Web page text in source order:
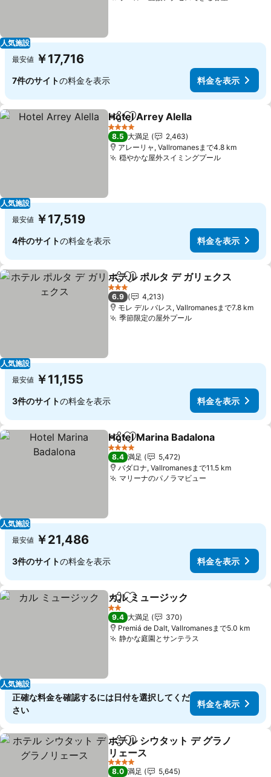
人気施設
最安値 ￥17,716
7件のサイトの料金を表示 料金を表示
人気施設
シェアお気に入りに追加
Hotel Arrey Alella
4 ホテルのランク
8.5 大満足
2,463
アレーリャ, Vallromanesまで4.8 km
穏やかな屋外スイミングプール料金を表示
最安値 ￥17,519
4件のサイトの料金を表示 料金を表示
人気施設
シェアお気に入りに追加
ホテル ポルタ デ ガリェクス
3 ホテルのランク
6.9
4,213
モレ デル バレス, Vallromanesまで7.8 km
季節限定の屋外プール料金を表示
最安値 ￥11,155
3件のサイトの料金を表示 料金を表示
人気施設
シェアお気に入りに追加
Hotel Marina Badalona
4 ホテルのランク
8.4 満足
5,472
バダロナ, Vallromanesまで11.5 km
マリーナのパノラマビュー
最安値 ￥21,486
3件のサイトの料金を表示 料金を表示
人気施設
シェアお気に入りに追加
カル ミュージック
2 ホテルのランク
9.4 大満足
370
Premiá de Dalt, Vallromanesまで5.0 km
静かな庭園とサンテラス
正確な料金を確認するには日付を選択してくだ
さい
料金を表示
シェアお気に入りに追加
ホテル シウタット デ グラノ
リェース
料金を表示
4 ホテルのランク
8.0 満足 5,645